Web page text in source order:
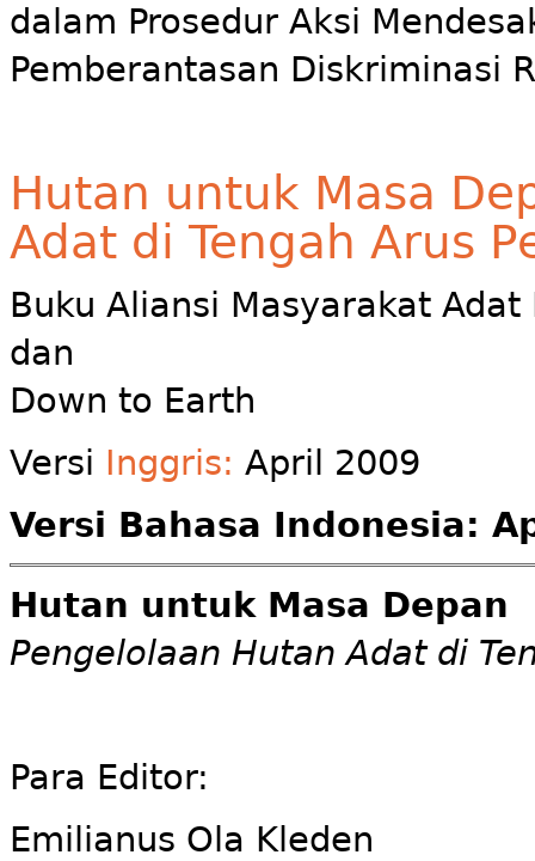
dalam Prosedur Aksi
Pemberantasan Diskriminasi
Hutan untuk Masa
Adat di Tengah Arus
Buku Aliansi Masyarakat Adat
dan
Down to Earth
Versi Inggris: April 2009
Versi Bahasa Indonesia:
Hutan untuk Masa Depan
Pengelolaan Hutan Adat di
Para Editor:
Emilianus Ola Kleden